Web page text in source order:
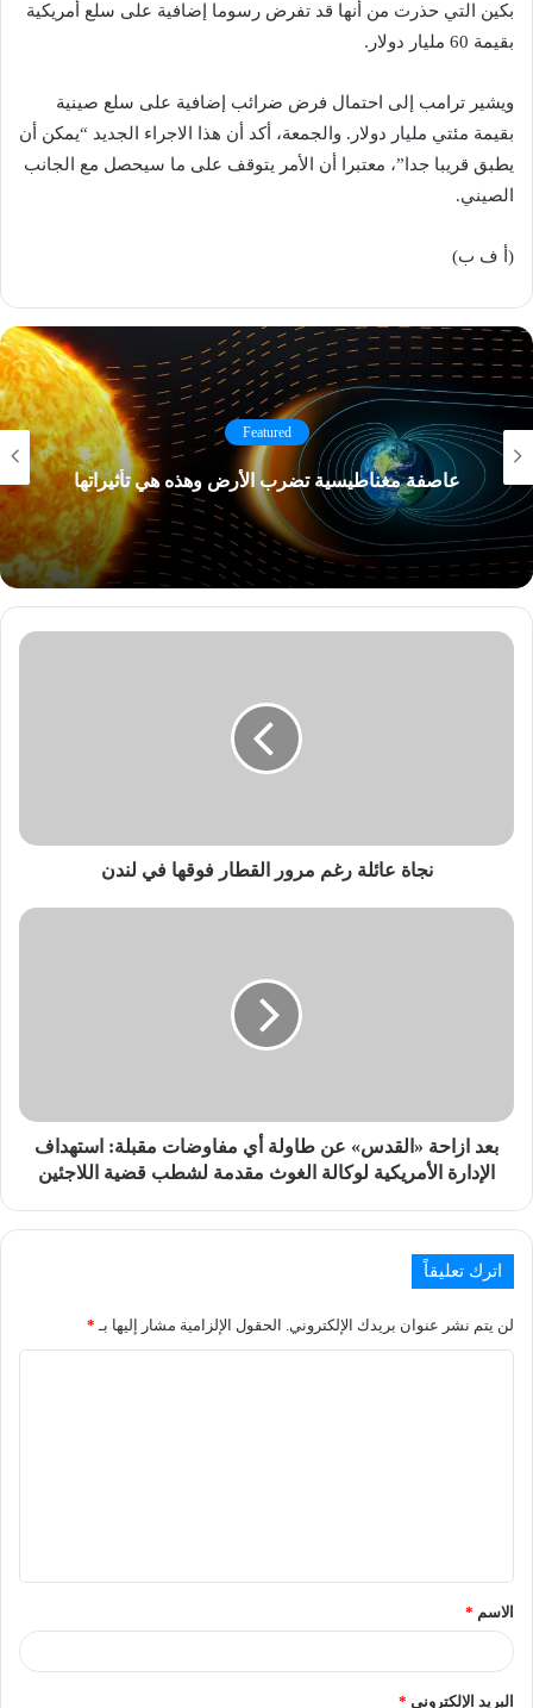
بكين التي حذرت من أنها قد تفرض رسوما إضافية على سلع أمريكية
بقيمة 60 مليار دولار.
ويشير ترامب إلى احتمال فرض ضرائب إضافية على سلع صينية
بقيمة مئتي مليار دولار. والجمعة، أكد أن هذا الاجراء الجديد “يمكن أن
يطبق قريبا جدا”، معتبرا أن الأمر يتوقف على ما سيحصل مع الجانب
الصيني.
(أ ف ب)
Featured
عاصفة مغناطيسية تضرب الأرض وهذه هي تأثيراتها
نجاة عائلة رغم مرور القطار فوقها في لندن
بعد ازاحة «القدس» عن طاولة أي مفاوضات مقبلة: استهداف
الإدارة الأمريكية لوكالة الغوث مقدمة لشطب قضية اللاجئين
اترك تعليقاً
لن يتم نشر عنوان بريدك الإلكتروني. الحقول الإلزامية مشار إليها بـ *
الاسم *
البريد الإلكتروني *